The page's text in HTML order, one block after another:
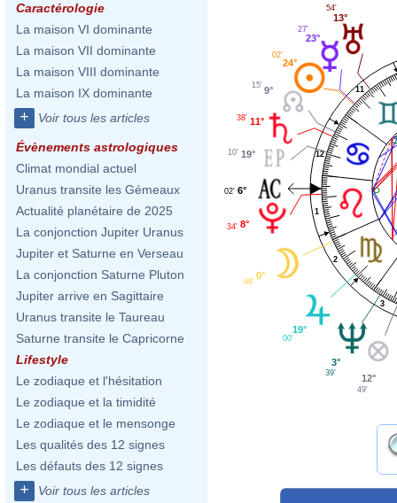
Caractérologie
La maison VI dominante
La maison VII dominante
La maison VIII dominante
La maison IX dominante
+ Voir tous les articles
Évènements astrologiques
Climat mondial actuel
Uranus transite les Gémeaux
Actualité planétaire de 2025
La conjonction Jupiter Uranus
Jupiter et Saturne en Verseau
La conjonction Saturne Pluton
Jupiter arrive en Sagittaire
Uranus transite le Taureau
Saturne transite le Capricorne
Lifestyle
Le zodiaque et l'hésitation
Le zodiaque et la timidité
Le zodiaque et le mensonge
Les qualités des 12 signes
Les défauts des 12 signes
+ Voir tous les articles
1
2
3
11
12
13°
54'
23°
27'
24°
02'
9°
15'
11°
38'
19°
10'
6°
02'
8°
34'
0°
48'
19°
00'
3°
39' 12°
49'